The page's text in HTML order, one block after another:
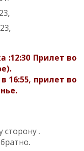
:12:30 Прилет во
16:55, прилет во
сторону .